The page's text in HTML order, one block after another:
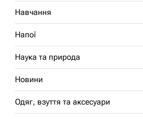
Навчання
Напої
Наука та природа
Новини
Одяг, взуття та аксесуари